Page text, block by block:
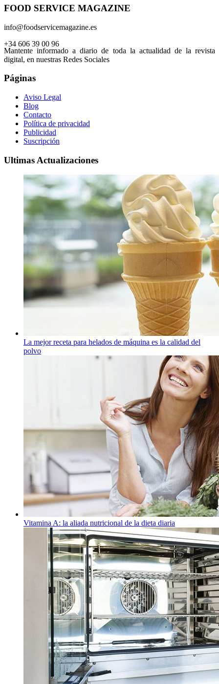
FOOD SERVICE MAGAZINE
info@foodservicemagazine.es
+34 606 39 00 96
Mantente informado a diario de toda la actualidad de la revista
digital, en nuestras Redes Sociales
Páginas
Aviso Legal
Blog
Contacto
Política de privacidad
Publicidad
Suscripción
Ultimas Actualizaciones
La mejor receta para helados de máquina es la calidad del
polvo
Vitamina A: la aliada nutricional de la dieta diaria